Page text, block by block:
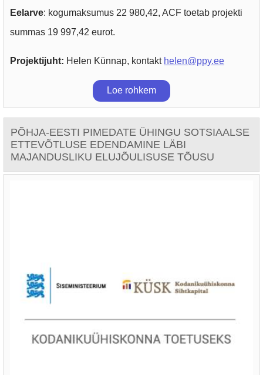
Eelarve: kogumaksumus 22 980,42, ACF toetab projekti
summas 19 997,42 eurot.
Projektijuht: Helen Künnap, kontakt helen@ppy.ee
Loe rohkem
PÕHJA-EESTI PIMEDATE ÜHINGU SOTSIAALSE
ETTEVÕTLUSE EDENDAMINE LÄBI
MAJANDUSLIKU ELUJÕULISUSE TÕUSU